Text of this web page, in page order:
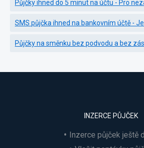
Půjčky ihned do 5 minut na účtu - Pro
SMS půjčka ihned na bankovním účtě -
Půjčky na směnku bez podvodu a bez
INZERCE PŮJČEK
Inzerce půjček ještě